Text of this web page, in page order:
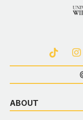
ABOUT